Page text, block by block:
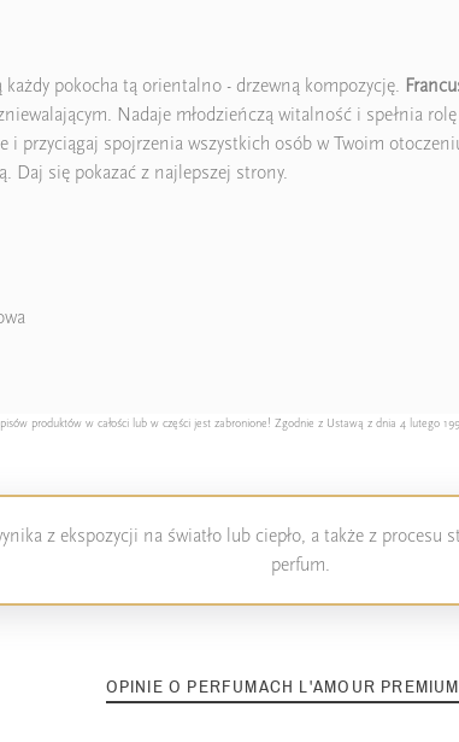
pokocha tą orientalno - drzewną kompozycję.
Nadaje młodzieńczą witalność i spełnia
i przyciągaj spojrzenia wszystkich osób w Twoim
Daj się pokazać z najlepszej strony.
produktów w całości lub w części jest zabronione! Zgodnie z Ustawą z dnia 4 lutego
z ekspozycji na światło lub ciepło, a także z procesu
perfum.
OPINIE O PERFUMACH L'AMOUR